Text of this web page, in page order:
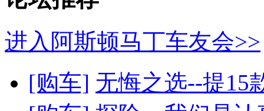
进入阿斯顿马丁车友会>>
[购车] 无悔之选--提15